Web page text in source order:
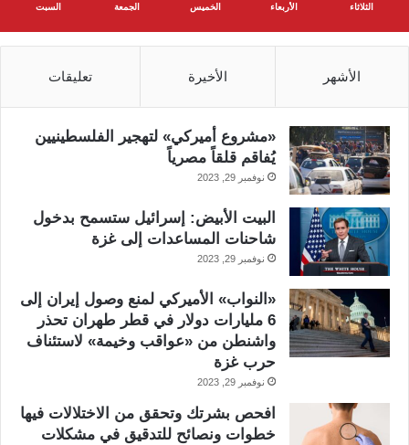
الثلاثاء الأربعاء الخميس الجمعة السبت
الأشهر الأخيرة تعليقات
«مشروع أميركي» لتهجير الفلسطينيين
يُفاقم قلقاً مصرياً
نوفمبر 29, 2023
البيت الأبيض: إسرائيل ستسمح بدخول
شاحنات المساعدات إلى غزة
نوفمبر 29, 2023
«النواب» الأميركي لمنع وصول إيران إلى
6 مليارات دولار في قطر طهران تحذر
واشنطن من «عواقب وخيمة» لاستئناف
حرب غزة
نوفمبر 29, 2023
افحص بشرتك وتحقق من الاختلالات فيها
خطوات ونصائح للتدقيق في مشكلات